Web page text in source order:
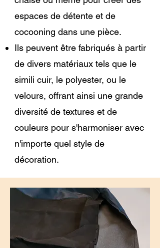
espaces de détente et de
cocooning dans une pièce.
Ils peuvent être fabriqués à partir
de divers matériaux tels que le
simili cuir, le polyester, ou le
velours, offrant ainsi une grande
diversité de textures et de
couleurs pour s'harmoniser avec
n'importe quel style de
décoration.